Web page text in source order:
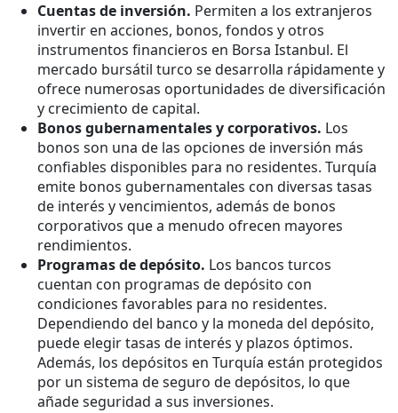
Cuentas de inversión. Permiten a los extranjeros
invertir en acciones, bonos, fondos y otros
instrumentos financieros en Borsa Istanbul. El
mercado bursátil turco se desarrolla rápidamente y
ofrece numerosas oportunidades de diversificación
y crecimiento de capital.
Bonos gubernamentales y corporativos. Los
bonos son una de las opciones de inversión más
confiables disponibles para no residentes. Turquía
emite bonos gubernamentales con diversas tasas
de interés y vencimientos, además de bonos
corporativos que a menudo ofrecen mayores
rendimientos.
Programas de depósito. Los bancos turcos
cuentan con programas de depósito con
condiciones favorables para no residentes.
Dependiendo del banco y la moneda del depósito,
puede elegir tasas de interés y plazos óptimos.
Además, los depósitos en Turquía están protegidos
por un sistema de seguro de depósitos, lo que
añade seguridad a sus inversiones.